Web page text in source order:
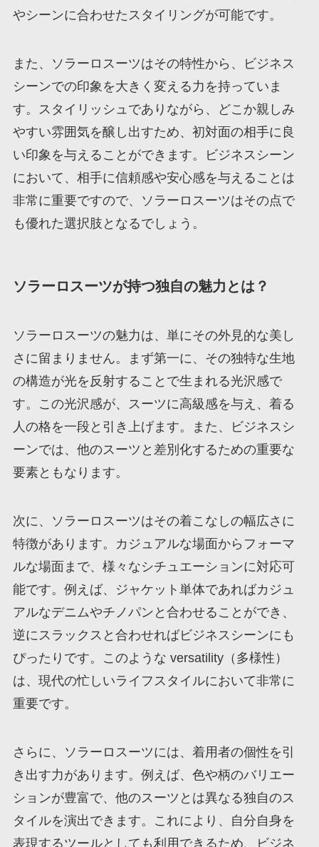
やシーンに合わせたスタイリングが可能です。
また、ソラーロスーツはその特性から、ビジネス
シーンでの印象を大きく変える力を持っていま
す。スタイリッシュでありながら、どこか親しみ
やすい雰囲気を醸し出すため、初対面の相手に良
い印象を与えることができます。ビジネスシーン
において、相手に信頼感や安心感を与えることは
非常に重要ですので、ソラーロスーツはその点で
も優れた選択肢となるでしょう。
ソラーロスーツが持つ独自の魅力とは？
ソラーロスーツの魅力は、単にその外見的な美し
さに留まりません。まず第一に、その独特な生地
の構造が光を反射することで生まれる光沢感で
す。この光沢感が、スーツに高級感を与え、着る
人の格を一段と引き上げます。また、ビジネスシ
ーンでは、他のスーツと差別化するための重要な
要素ともなります。
次に、ソラーロスーツはその着こなしの幅広さに
特徴があります。カジュアルな場面からフォーマ
ルな場面まで、様々なシチュエーションに対応可
能です。例えば、ジャケット単体であればカジュ
アルなデニムやチノパンと合わせることができ、
逆にスラックスと合わせればビジネスシーンにも
ぴったりです。このような versatility（多様性）
は、現代の忙しいライフスタイルにおいて非常に
重要です。
さらに、ソラーロスーツには、着用者の個性を引
き出す力があります。例えば、色や柄のバリエー
ションが豊富で、他のスーツとは異なる独自のス
タイルを演出できます。これにより、自分自身を
表現するツールとしても利用できるため、ビジネ